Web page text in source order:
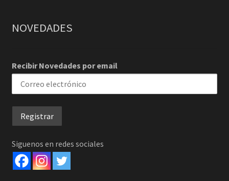
NOVEDADES
Recibir Novedades por email
Siguenos en redes sociales